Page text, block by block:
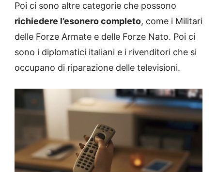
Poi ci sono altre categorie che possono
richiedere l’esonero completo, come i Militari
delle Forze Armate e delle Forze Nato. Poi ci
sono i diplomatici italiani e i rivenditori che si
occupano di riparazione delle televisioni.